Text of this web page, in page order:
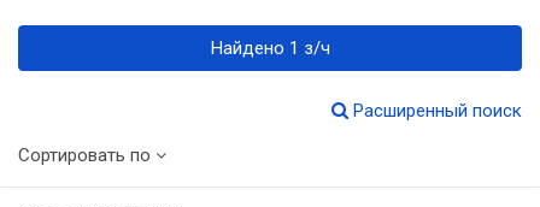
Найдено 1 з/ч
Расширенный поиск
Сортировать по